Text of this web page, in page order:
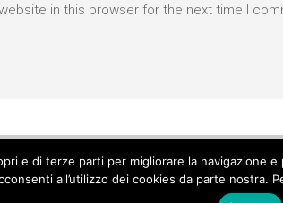
in this browser for the next time I
e di terze parti per migliorare la navigazione
all’utilizzo dei cookies da parte